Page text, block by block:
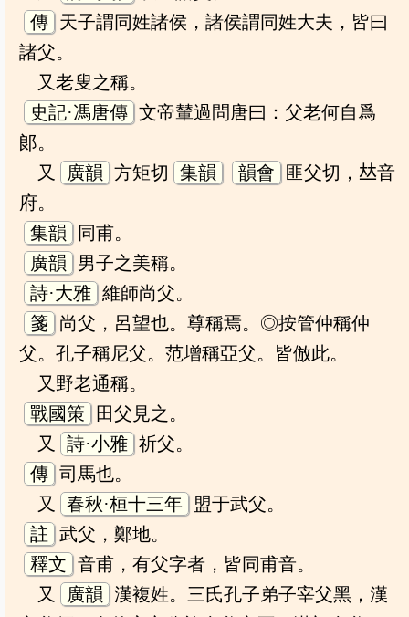
傳 天子謂同姓諸侯，諸侯謂同姓大夫，皆曰
諸父。
又老叟之稱。
史記·馮唐傳 文帝輦過問唐曰：父老何自爲
郞。
又
廣韻 方矩切 集韻 韻會
匪父切，𠀤音
府。
集韻
同甫。
廣韻
男子之美稱。
詩·大雅 維師尚父。
箋 尚父，呂望也。尊稱焉。◎按管仲稱仲
父。孔子稱尼父。范增稱亞父。皆倣此。
又野老通稱。
戰國策
田父見之。
又
詩·小雅 祈父。
傳 司馬也。
又
春秋·桓十三年
盟于武父。
註 武父，鄭地。
釋文 音甫，有父字者，皆同甫音。
又
廣韻 漢複姓。三氏孔子弟子宰父黑，漢